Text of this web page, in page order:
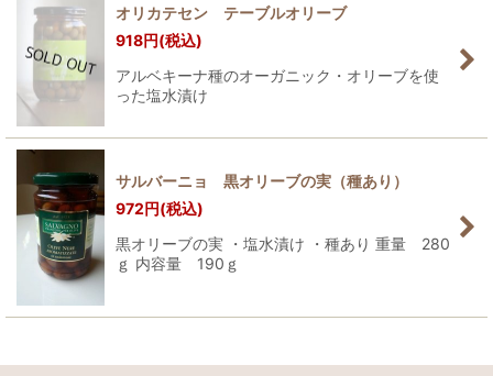
並び順:
オリカテセン テーブルオリーブ
918円(税込)
アルベキーナ種のオーガニック・オリーブを使
った塩水漬け
サルバーニョ 黒オリーブの実（種あり）
972円(税込)
黒オリーブの実 ・塩水漬け ・種あり 重量 280
ｇ 内容量 190ｇ